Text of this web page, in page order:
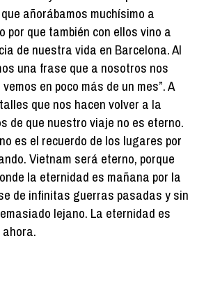
añorábamos muchísimo a
por que también con ellos vino a
de nuestra vida en Barcelona. Al
una frase que a nosotros nos
en poco más de un mes”. A
que nos hacen volver a la
de que nuestro viaje no es eterno.
es el recuerdo de los lugares por
Vietnam será eterno, porque
la eternidad es mañana por la
de infinitas guerras pasadas y sin
lejano. La eternidad es